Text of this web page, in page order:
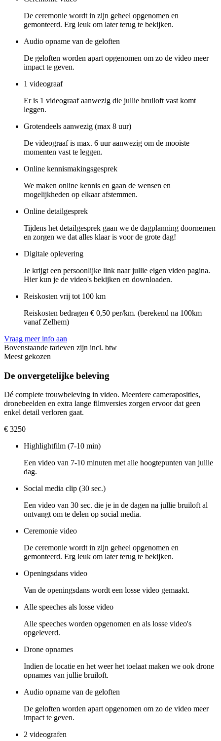
De ceremonie wordt in zijn geheel opgenomen en
gemonteerd. Erg leuk om later terug te bekijken.
Audio opname van de geloften
De geloften worden apart opgenomen om zo de video meer
impact te geven.
1 videograaf
Er is 1 videograaf aanwezig die jullie bruiloft vast komt
leggen.
Grotendeels aanwezig (max 8 uur)
De videograaf is max. 6 uur aanwezig om de mooiste
momenten vast te leggen.
Online kennismakingsgesprek
We maken online kennis en gaan de wensen en
mogelijkheden op elkaar afstemmen.
Online detailgesprek
Tijdens het detailgesprek gaan we de dagplanning doornemen
en zorgen we dat alles klaar is voor de grote dag!
Digitale oplevering
Je krijgt een persoonlijke link naar jullie eigen video pagina.
Hier kun je de video's bekijken en downloaden.
Reiskosten vrij tot 100 km
Reiskosten bedragen € 0,50 per/km. (berekend na 100km
vanaf Zelhem)
Vraag meer info aan
Bovenstaande tarieven zijn incl. btw
Meest gekozen
De onvergetelijke beleving
Dé complete trouwbeleving in video. Meerdere cameraposities,
dronebeelden en extra lange filmversies zorgen ervoor dat geen
enkel detail verloren gaat.
€ 3250
Highlightfilm (7-10 min)
Een video van 7-10 minuten met alle hoogtepunten van jullie
dag.
Social media clip (30 sec.)
Een video van 30 sec. die je in de dagen na jullie bruiloft al
ontvangt om te delen op social media.
Ceremonie video
De ceremonie wordt in zijn geheel opgenomen en
gemonteerd. Erg leuk om later terug te bekijken.
Openingsdans video
Van de openingsdans wordt een losse video gemaakt.
Alle speeches als losse video
Alle speeches worden opgenomen en als losse video's
opgeleverd.
Drone opnames
Indien de locatie en het weer het toelaat maken we ook drone
opnames van jullie bruiloft.
Audio opname van de geloften
De geloften worden apart opgenomen om zo de video meer
impact te geven.
2 videografen